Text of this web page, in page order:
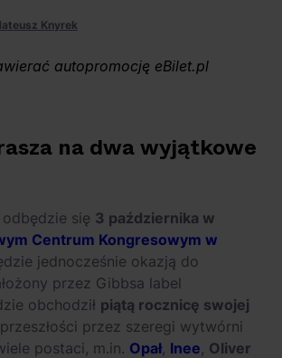
jednoczącą fanów
2026 – High Five: pięć
najciekawszych
wydarzeń w polskim
rapie [czerwiec i
lipiec 2026]
Knyrek
autopromocję eBilet.pl
na dwa wyjątkowe
się 3 października w
Centrum Kongresowym w
jednocześnie okazją do
przez Gibbsa label
obchodził piątą rocznicę swojej
przez szeregi wytwórni
postaci, m.in. Opał, Inee, Oliver